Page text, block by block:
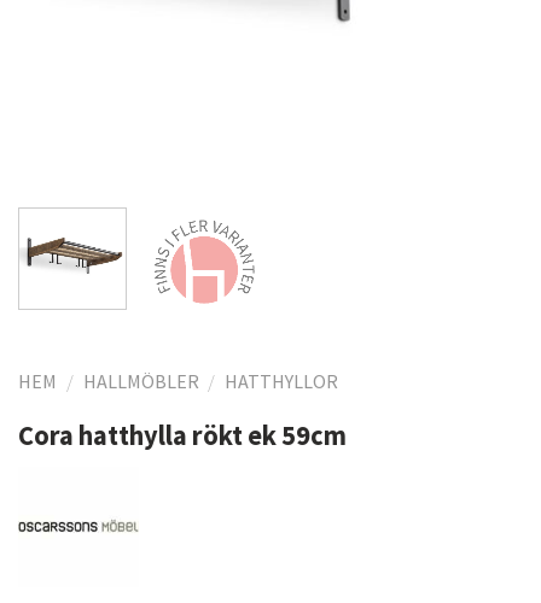
HEM / HALLMÖBLER / HATTHYLLOR
Cora hatthylla rökt ek 59cm